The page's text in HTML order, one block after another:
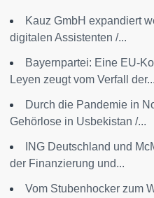
Kauz GmbH expandiert
digitalen Assistenten /...
Bayernpartei: Eine EU-
Leyen zeugt vom Verfall der...
Durch die Pandemie in
Gehörlose in Usbekistan /...
ING Deutschland und
der Finanzierung und...
Vom Stubenhocker zum